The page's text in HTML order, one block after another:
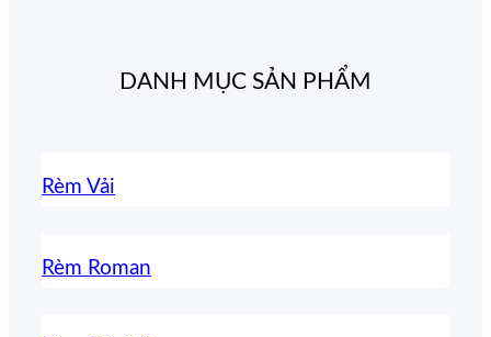
DANH MỤC SẢN PHẨM
Rèm Vải
Rèm Roman